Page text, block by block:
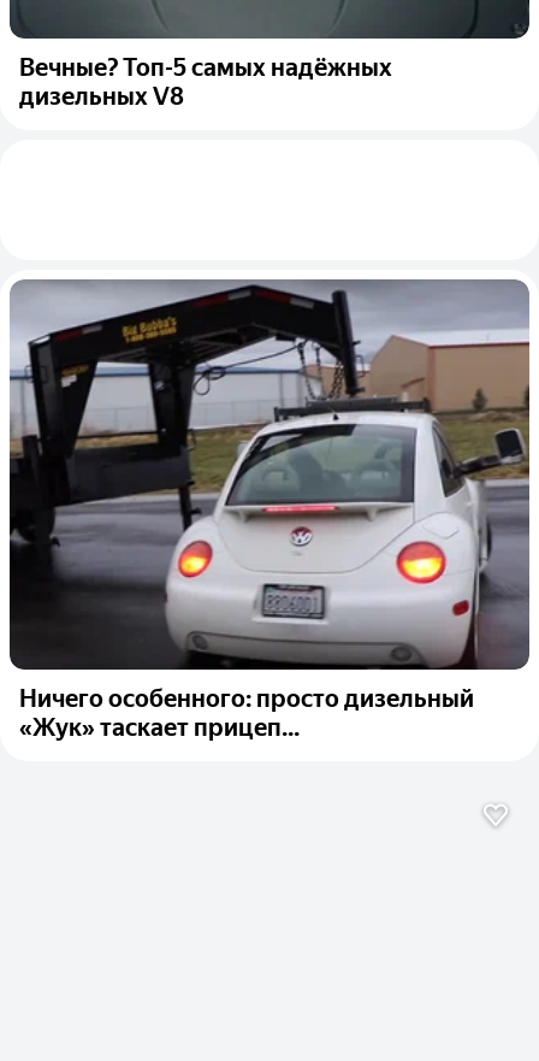
Вечные? Топ-5 самых надёжных
дизельных V8
Ничего особенного: просто дизельный
«Жук» таскает прицеп...